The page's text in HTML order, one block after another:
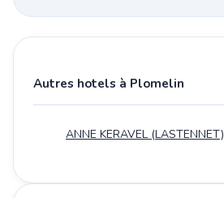
Autres hotels à Plomelin
ANNE KERAVEL (LASTENNET)